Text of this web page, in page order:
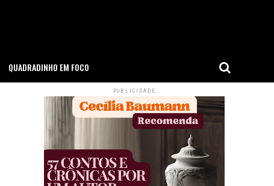
QUADRADINHO EM FOCO
PUBLICIDADE